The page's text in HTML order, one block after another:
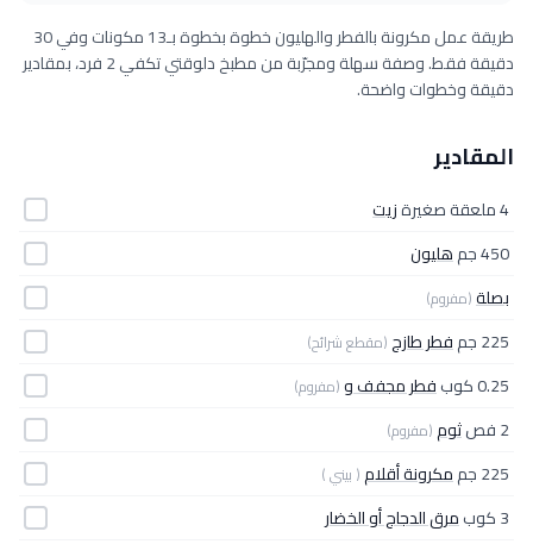
طريقة عمل مكرونة بالفطر والهليون خطوة بخطوة بـ13 مكونات وفي 30
دقيقة فقط. وصفة سهلة ومجرّبة من مطبخ دلوقتي تكفي 2 فرد، بمقادير
دقيقة وخطوات واضحة.
المقادير
4 ملعقة صغيرة
زيت
450 جم
هليون
بصلة(مفروم)
225 جم فطر طازج(مقطع شرائح)
0.25 كوب فطر مجفف و(مفروم)
2 فص ثوم(مفروم)
225 جم مكرونة أقلام( بيني )
3 كوب
مرق الدجاج أو الخضار